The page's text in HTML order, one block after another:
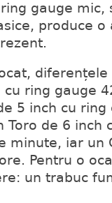
gauge mic,
produce
cu ring gauge
5 inch cu
de 6 inch
minute, iar un
Pentru o
un trabuc